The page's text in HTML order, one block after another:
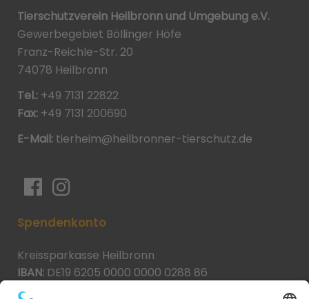
Tierschutzverein Heilbronn und Umgebung e.V.
Gewerbegebiet Böllinger Höfe
Franz-Reichle-Str. 20
74078 Heilbronn
Tel.: +49 7131 22822
Fax: +49 7131 200690
E-Mail: tierheim@heilbronner-tierschutz.de
Spendenkonto
Kreissparkasse Heilbronn
IBAN: DE19 6205 0000 0000 0288 86
BIC: